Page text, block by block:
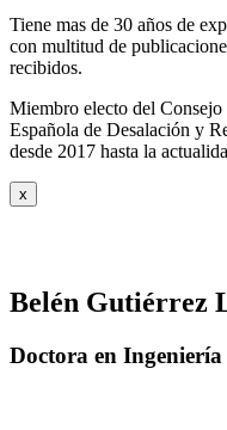
Tiene mas de 30 años de
con multitud de
recibidos.
Miembro electo del
Española de Desalación y
desde 2017 hasta la
x
Belén Gutiérrez
Doctora en